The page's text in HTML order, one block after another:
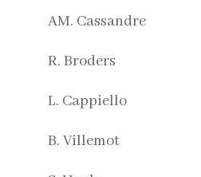
AM. Cassandre
R. Broders
L. Cappiello
B. Villemot